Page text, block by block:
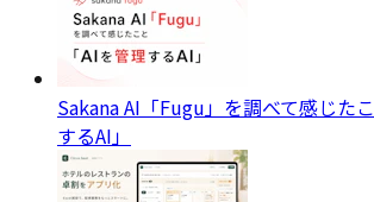
Sakana AI「Fugu」を調べて感じた
するAI」